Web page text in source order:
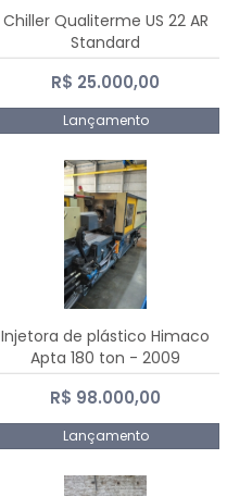
Chiller Qualiterme US 22 AR
Standard
R$ 25.000,00
Lançamento
Injetora de plástico Himaco
Apta 180 ton - 2009
R$ 98.000,00
Lançamento